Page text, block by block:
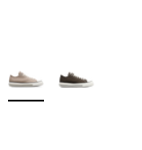
Plus de couleurs